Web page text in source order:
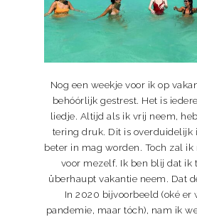
Nog een weekje voor ik op
behóórlijk gestrest. Het is
liedje. Altijd als ik vrij neem,
tering druk. Dit is overduidelijk
beter in mag worden. Toch zal ik
voor mezelf. Ik ben blij dat ik
überhaupt vakantie neem. Dat
In 2020 bijvoorbeeld (oké er
pandemie, maar tóch), nam ik